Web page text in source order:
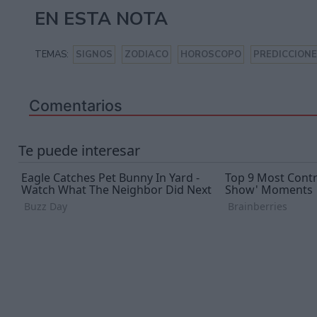
EN ESTA NOTA
TEMAS: SIGNOS ZODIACO HOROSCOPO
Comentarios